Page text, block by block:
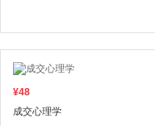
¥48
成交心理学